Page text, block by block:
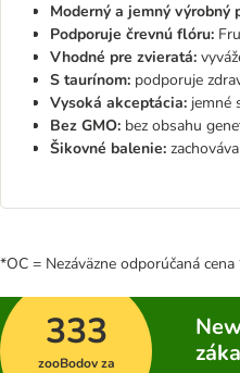
Moderný a jemný výrobný
Podporuje črevnú flóru:
Vhodné pre zvieratá:
S taurínom: podporuje
Vysoká akceptácia: jemné
Bez GMO: bez obsahu
Šikovné balenie:
*OC = Nezáväzne odporúčaná cena
333
zooBodov za